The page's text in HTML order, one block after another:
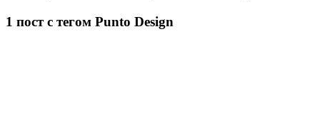
1 постс тегом Punto Design